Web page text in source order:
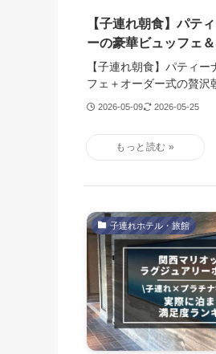
【子連れ朝食】パテ
ーの豪華ビュッフェ
【子連れ朝食】パティ
フェ＋オーダー式の贅沢
2026-05-09 2026-05-25
子連れホテル・旅館